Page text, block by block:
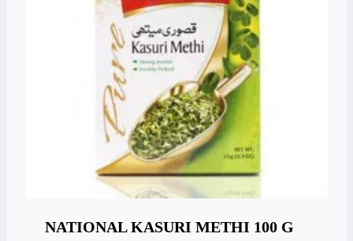
NATIONAL KASURI METHI 100 G